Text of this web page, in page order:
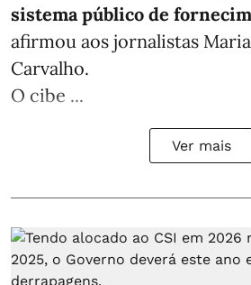
sistema público de
afirmou aos jornalistas
Carvalho.
O cibe ...
Ver mais